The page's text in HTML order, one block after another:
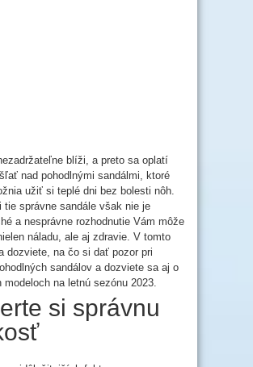
blíži, a preto sa oplatí
nad pohodlnými sandálmi, ktoré
užiť si teplé dni bez bolesti nôh.
tie správne sandále však nie je
a nesprávne rozhodnutie Vám môže
náladu, ale aj zdravie. V tomto
dozviete, na čo si dať pozor pri
sandálov a dozviete sa aj o
modeloch na letnú sezónu 2023.
si správnu